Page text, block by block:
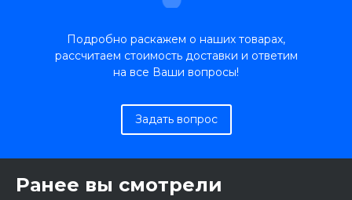
Подробно раскажем о наших товарах,
рассчитаем стоимость доставки и ответим
на все Ваши вопросы!
Задать вопрос
Ранее вы смотрели